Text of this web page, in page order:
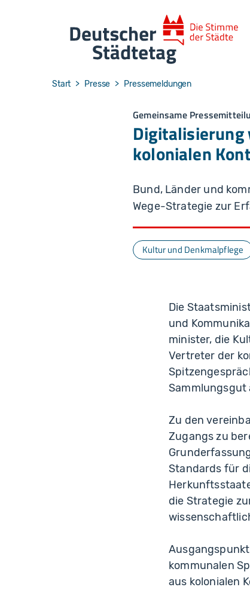
You are here:
Start Presse Pressemeldungen
Gemeinsame
Digitalisierung
kolonialen
Bund, Länder und
Wege-Strategie zur
Kultur und Denkmalpflege
Die
und
minister, die
Vertreter der
Sammlungsgut
Zu den
Zugangs zu
Standards für
die Strategie
kommunalen
aus kolonialen